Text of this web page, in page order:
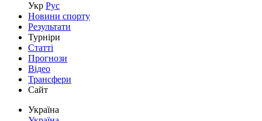
Укр Рус
Новини спорту
Результати
Турніри
Статті
Прогнози
Відео
Трансфери
Сайт
Україна